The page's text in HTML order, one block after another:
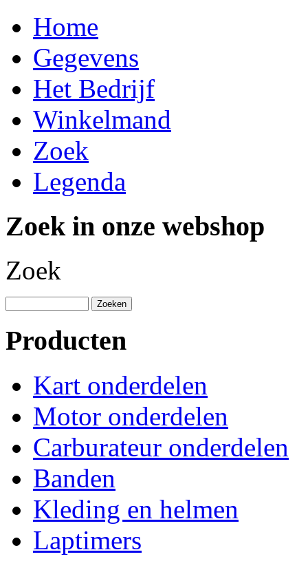
Home
Gegevens
Het Bedrijf
Winkelmand
Zoek
Legenda
Zoek in onze webshop
Zoek
Producten
Kart onderdelen
Motor onderdelen
Carburateur onderdelen
Banden
Kleding en helmen
Laptimers